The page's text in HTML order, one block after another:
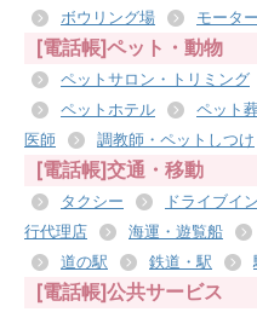
ボウリング場
モータ
[電話帳]ペット・動物
ペットサロン・トリミング
ペットホテル
ペット
医師
調教師・ペットしつけ
[電話帳]交通・移動
タクシー ドライブイン
行代理店
海運・遊覧船
道の駅
鉄道・駅
[電話帳]公共サービス